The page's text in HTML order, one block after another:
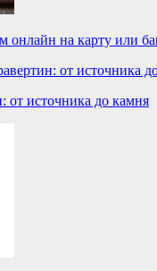
онлайн на карту или
от источника до камня